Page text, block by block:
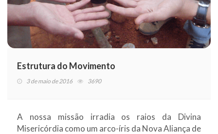
Estrutura do Movimento
3 de maio de 2016 3690
A nossa missão irradia os raios da Divina
Misericórdia como um arco-íris da Nova Aliança de